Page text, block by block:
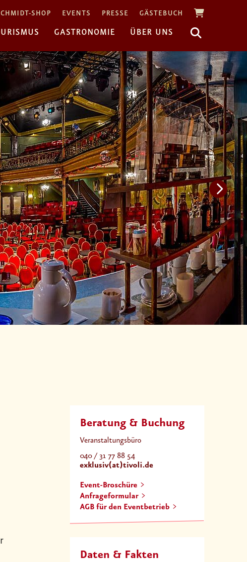
SHOP EVENTS PRESSE GÄSTEBUCH
GASTRONOMIE ÜBER UNS
Beratung & Buchung
Veranstaltungsbüro
040 / 31 77 88 54
exklusiv(at)tivoli.de
Event-Broschüre
Anfrageformular
AGB für den Eventbetrieb
Daten & Fakten